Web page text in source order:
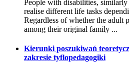
People with disabilities, similarly
realise different life tasks
Regardless of whether the adult
among their original family ...
Kierunki poszukiwań
zakresie tyflopedagogiki